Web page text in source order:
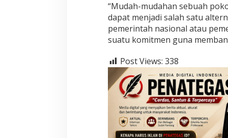
“Mudah-mudahan sebuah
dapat menjadi salah satu
pemerintah nasional atau
suatu komitmen guna
Post Views: 338